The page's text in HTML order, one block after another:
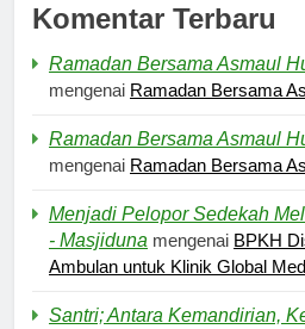
Komentar Terbaru
Ramadan Bersama Asmaul
mengenai Ramadan Bersama
Ramadan Bersama Asmaul
mengenai Ramadan Bersama
Menjadi Pelopor Sedekah
- Masjiduna mengenai BPKH
Ambulan untuk Klinik Global
Santri; Antara Kemandirian,